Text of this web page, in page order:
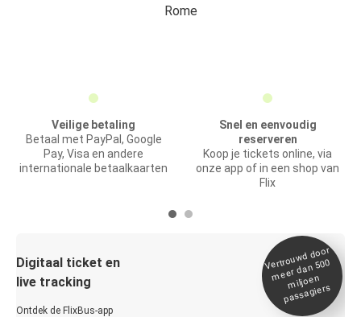
Rome
Veilige betaling
Betaal met PayPal, Google
Pay, Visa en andere
internationale betaalkaarten
Snel en eenvoudig
reserveren
Koop je tickets online, via
onze app of in een shop van
Flix
Digitaal ticket en
live tracking
Ontdek de FlixBus-app
Vertrou
wd door
meer dan 500
miljoen
passagiers